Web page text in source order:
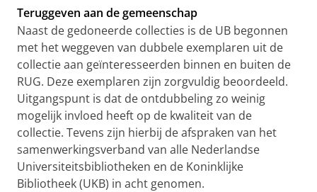
Teruggeven aan de gemeenschap
Naast de gedoneerde collecties is de UB begonnen
met het weggeven van dubbele exemplaren uit de
collectie aan geïnteresseerden binnen en buiten de
RUG. Deze exemplaren zijn zorgvuldig beoordeeld.
Uitgangspunt is dat de ontdubbeling zo weinig
mogelijk invloed heeft op de kwaliteit van de
collectie. Tevens zijn hierbij de afspraken van het
samenwerkingsverband van alle Nederlandse
Universiteitsbibliotheken en de Koninklijke
Bibliotheek (UKB) in acht genomen.